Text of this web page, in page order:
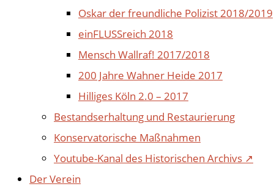
Oskar der freundliche Polizist 2018/2019
einFLUSSreich 2018
Mensch Wallraf! 2017/2018
200 Jahre Wahner Heide 2017
Hilliges Köln 2.0 – 2017
Bestandserhaltung und Restaurierung
Konservatorische Maßnahmen
Youtube-Kanal des Historischen Archivs ↗
Der Verein